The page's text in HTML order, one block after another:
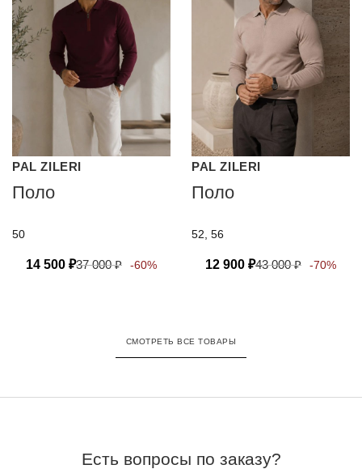
PAL ZILERI
Поло
50
14 500 ₽37 000₽ -60%
PAL ZILERI
Поло
52, 56
12 900 ₽43 000₽ -70%
СМОТРЕТЬ ВСЕ ТОВАРЫ
Есть вопросы по заказу?